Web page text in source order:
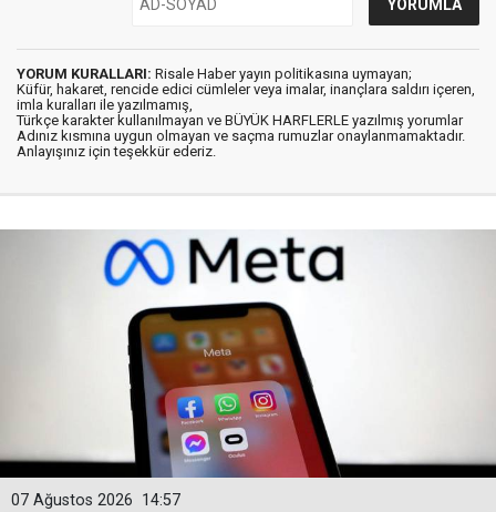
YORUM KURALLARI: Risale Haber yayın politikasına uymayan;
Küfür, hakaret, rencide edici cümleler veya imalar, inançlara saldırı içeren,
imla kuralları ile yazılmamış,
Türkçe karakter kullanılmayan ve BÜYÜK HARFLERLE yazılmış yorumlar
Adınız kısmına uygun olmayan ve saçma rumuzlar onaylanmamaktadır.
Anlayışınız için teşekkür ederiz.
14:57
07 Ağustos 2026